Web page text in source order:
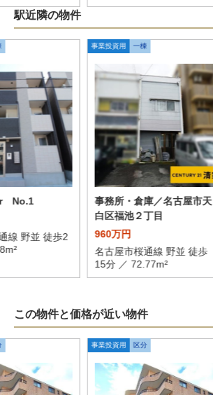
駅近隣の物件
No.1
線 野並 徒歩2
事業投資用 一棟
事務所・倉庫／名古屋市天
白区福池２丁目
960万円
名古屋市桜通線 野並 徒歩
15分 ／ 72.77m²
この物件と価格が近い物件
事業投資用 区分